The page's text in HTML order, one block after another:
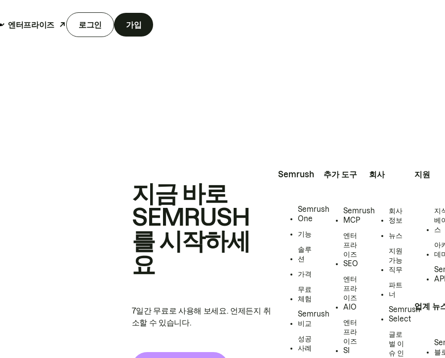
엔터프라이즈 로그인 가입
지금 바로
SEMRUSH
를 시작하세
요
7일간 무료로 사용해 보세요. 언제든지 취
소할 수 있습니다.
Semrush
Semrush
One
기능
솔루
션
가격
무료
체험
Semrush
비교
성공
사례
추가 도구
Semrush
MCP
엔터
프라
이즈
SEO
엔터
프라
이즈
AIO
엔터
프라
이즈
SI
회사
회사
정보
뉴스
지원
가능
직무
파트
너
Semrush
Select
글로
벌 이
슈 인
지원
지
베
스
아
데
업계 뉴
블